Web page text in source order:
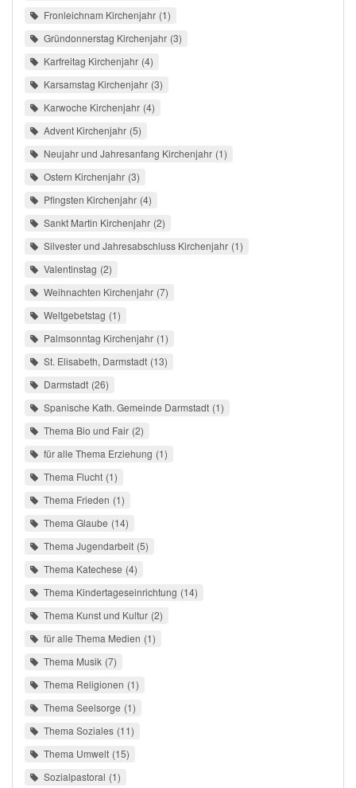
Fronleichnam Kirchenjahr 1
Gründonnerstag Kirchenjahr 3
Karfreitag Kirchenjahr 4
Karsamstag Kirchenjahr 3
Karwoche Kirchenjahr 4
Advent Kirchenjahr 5
Neujahr und Jahresanfang Kirchenjahr 1
Ostern Kirchenjahr 3
Pfingsten Kirchenjahr 4
Sankt Martin Kirchenjahr 2
Silvester und Jahresabschluss Kirchenjahr 1
Valentinstag 2
Weihnachten Kirchenjahr 7
Weltgebetstag 1
Palmsonntag Kirchenjahr 1
St. Elisabeth, Darmstadt 13
Darmstadt 26
Spanische Kath. Gemeinde Darmstadt 1
Thema Bio und Fair 2
für alle Thema Erziehung 1
Thema Flucht 1
Thema Frieden 1
Thema Glaube 14
Thema Jugendarbeit 5
Thema Katechese 4
Thema Kindertageseinrichtung 14
Thema Kunst und Kultur 2
für alle Thema Medien 1
Thema Musik 7
Thema Religionen 1
Thema Seelsorge 1
Thema Soziales 11
Thema Umwelt 15
Sozialpastoral 1